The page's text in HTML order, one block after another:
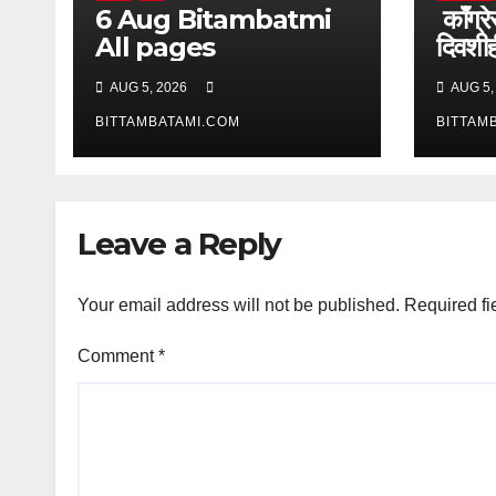
6 Aug Bitambatmi
All pages
AUG 5, 2026
BITTAMBATAMI.COM
AUG
Leave a Reply
Your email address will not be published. Required
Comment*